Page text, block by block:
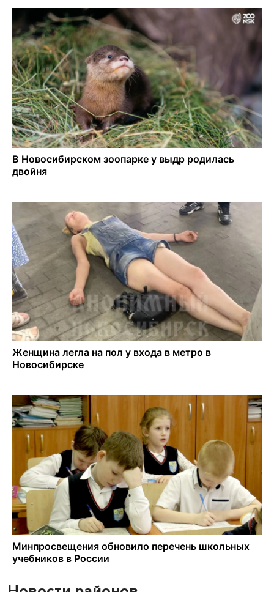
Остановку электричек о.п. Радуга Сибири начали строить
в Новосибирске
Транспортная прокуратура проверит S7 после инцидента
в аэропорту Норильска